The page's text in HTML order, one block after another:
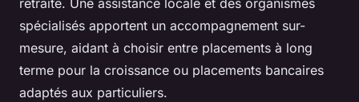
retraite. Une assistance locale et des organismes
spécialisés apportent un accompagnement sur-
mesure, aidant à choisir entre placements à long
terme pour la croissance ou placements bancaires
adaptés aux particuliers.